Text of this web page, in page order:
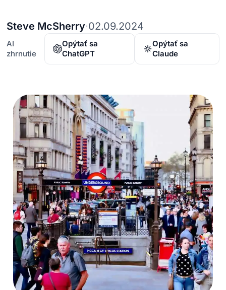
Steve McSherry·02.09.2024
AI
zhrnutie
Opýtať sa
ChatGPT
Opýtať sa
Claude